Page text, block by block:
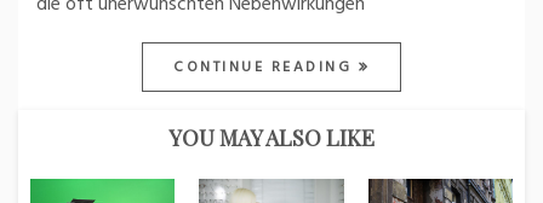
CONTINUE READING
YOU MAY ALSO LIKE